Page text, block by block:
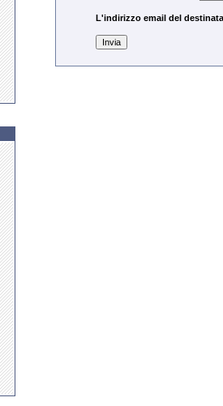
L'indirizzo email del